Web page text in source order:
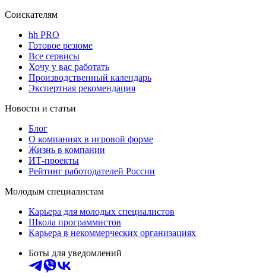
Соискателям
hh PRO
Готовое резюме
Все сервисы
Хочу у вас работать
Производственный календарь
Экспертная рекомендация
Новости и статьи
Блог
О компаниях в игровой форме
Жизнь в компании
ИТ-проекты
Рейтинг работодателей России
Молодым специалистам
Карьера для молодых специалистов
Школа программистов
Карьера в некоммерческих организациях
Боты для уведомлений